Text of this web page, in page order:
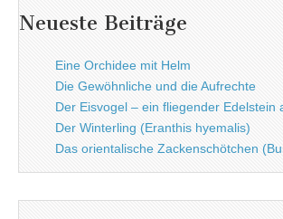
Neueste Beiträge
Eine Orchidee mit Helm
Die Gewöhnliche und die Aufrechte
Der Eisvogel – ein fliegender Edelstein
Der Winterling (Eranthis hyemalis)
Das orientalische Zackenschötchen